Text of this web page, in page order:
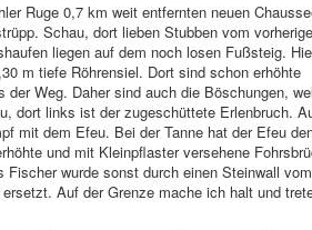
Ruge 0,7 km weit entfernten neuen
Schau, dort lieben Stubben vom
liegen auf dem noch losen Fußsteig.
m tiefe Röhrensiel. Dort sind schon erhöhte
Weg. Daher sind auch die Böschungen,
dort links ist der zugeschüttete Erlenbruch.
mit dem Efeu. Bei der Tanne hat der Efeu
und mit Kleinpflaster versehene
wurde sonst durch einen Steinwall
Auf der Grenze mache ich halt und